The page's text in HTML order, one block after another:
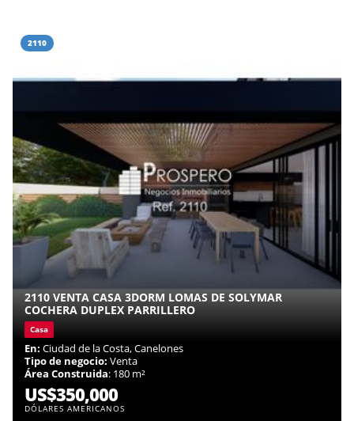
2110
2110 VENTA CASA 3DORM LOMAS DE SOLYMAR
COCHERA DUPLEX PARRILLERO
Casa
En: Ciudad de la Costa, Canelones
Tipo de negocio: Venta
Área Construida: 180 m²
US$350,000
DÓLARES AMERICANOS